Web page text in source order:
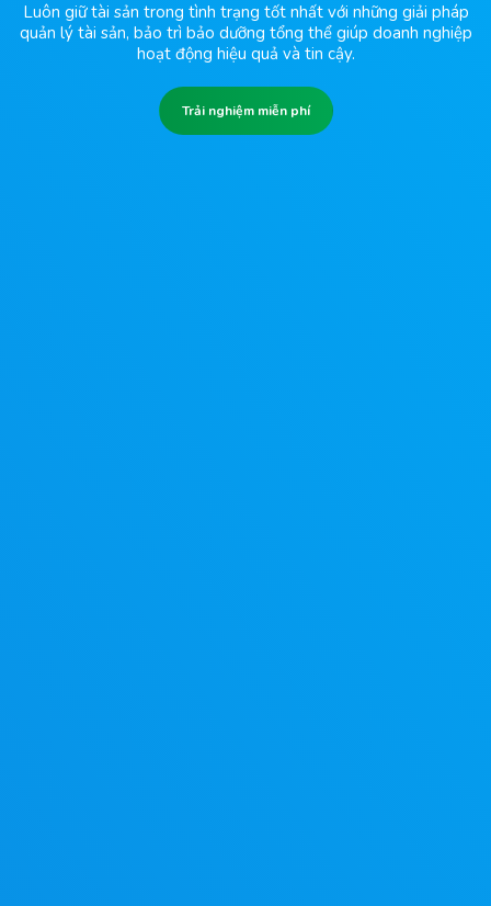
Luôn giữ tài sản trong tình trạng tốt nhất với những giải pháp
quản lý tài sản, bảo trì bảo dưỡng tổng thể giúp doanh nghiệp
hoạt động hiệu quả và tin cậy.
Trải nghiệm miễn phí